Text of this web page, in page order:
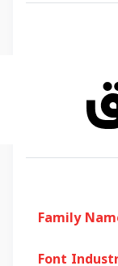
Family
Font